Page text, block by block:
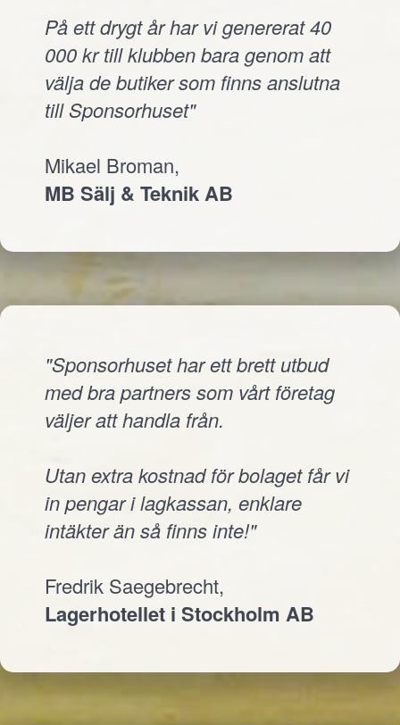
På ett drygt år har vi genererat 40
000 kr till klubben bara genom att
välja de butiker som finns anslutna
till Sponsorhuset"
Mikael Broman,
MB Sälj & Teknik AB
"Sponsorhuset har ett brett utbud
med bra partners som vårt företag
väljer att handla från.
Utan extra kostnad för bolaget får vi
in pengar i lagkassan, enklare
intäkter än så finns inte!"
Fredrik Saegebrecht,
Lagerhotellet i Stockholm AB